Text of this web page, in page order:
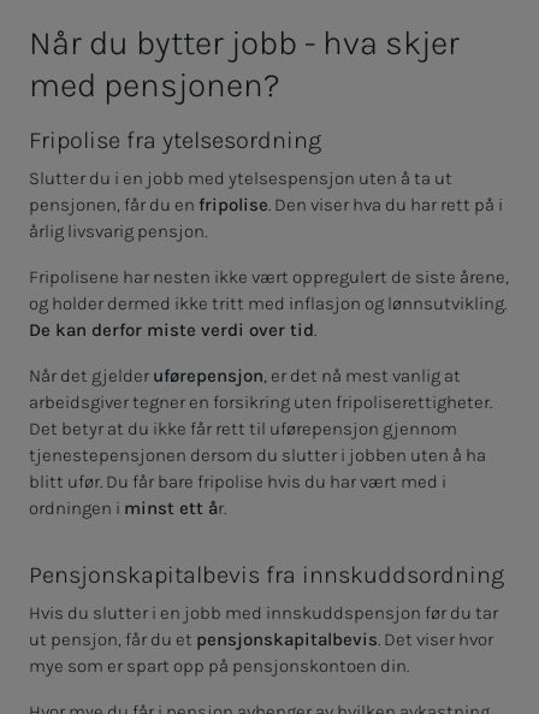
Når du byt­­­ter jobb - hva skjer
med pen­­­sjo­­­nen?
Fripolise fra ytelsesordning
Slutter du i en jobb med ytelsespensjon uten å ta ut
pensjonen, får du en fripolise. Den viser hva du har rett på i
årlig livsvarig pensjon.
Fripolisene har nesten ikke vært oppregulert de siste årene,
og holder dermed ikke tritt med inflasjon og lønnsutvikling.
De kan derfor miste verdi over tid.
Når det gjelder uførepensjon, er det nå mest vanlig at
arbeidsgiver tegner en forsikring uten fripoliserettigheter.
Det betyr at du ikke får rett til uførepensjon gjennom
tjenestepensjonen dersom du slutter i jobben uten å ha
blitt ufør. Du får bare fripolise hvis du har vært med i
ordningen i minst ett år.
Pensjonskapitalbevis fra innskuddsordning
Hvis du slutter i en jobb med innskuddspensjon før du tar
ut pensjon, får du et pensjonskapitalbevis. Det viser hvor
mye som er spart opp på pensjonskontoen din.